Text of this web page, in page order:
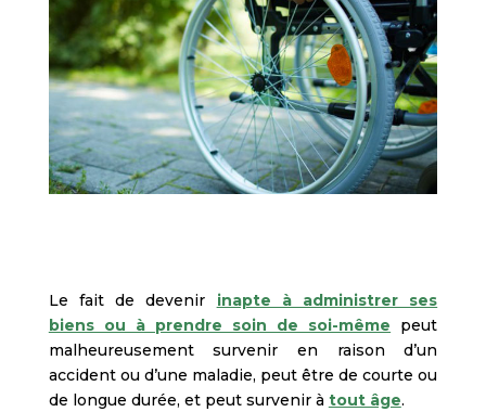
Le fait de devenir inapte à administrer ses
biens ou à prendre soin de soi-même peut
malheureusement survenir en raison d’un
accident ou d’une maladie, peut être de courte ou
de longue durée, et peut survenir à tout âge.